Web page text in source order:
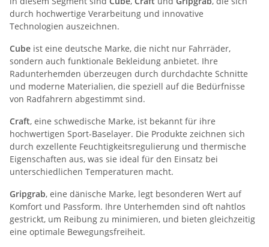
durch hochwertige Verarbeitung und innovative
Technologien auszeichnen.
Cube ist eine deutsche Marke, die nicht nur Fahrräder,
sondern auch funktionale Bekleidung anbietet. Ihre
Radunterhemden überzeugen durch durchdachte Schnitte
und moderne Materialien, die speziell auf die Bedürfnisse
von Radfahrern abgestimmt sind.
Craft, eine schwedische Marke, ist bekannt für ihre
hochwertigen Sport-Baselayer. Die Produkte zeichnen sich
durch exzellente Feuchtigkeitsregulierung und thermische
Eigenschaften aus, was sie ideal für den Einsatz bei
unterschiedlichen Temperaturen macht.
Gripgrab, eine dänische Marke, legt besonderen Wert auf
Komfort und Passform. Ihre Unterhemden sind oft nahtlos
gestrickt, um Reibung zu minimieren, und bieten gleichzeitig
eine optimale Bewegungsfreiheit.